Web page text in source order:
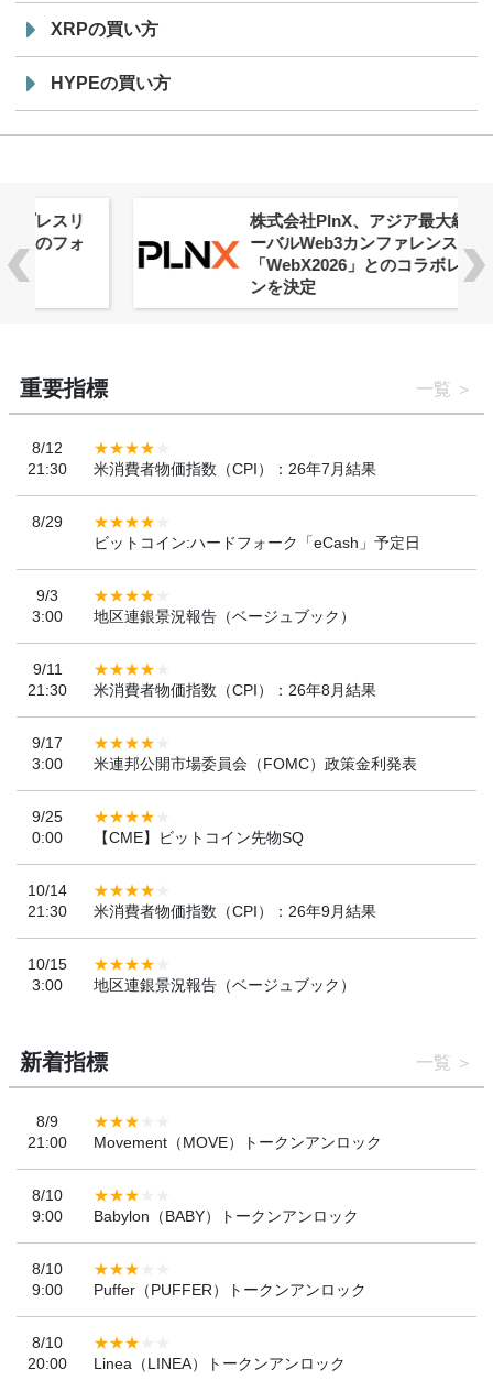
XRPの買い方
HYPEの買い方
株式会社PlnX、アジア最大級のグロ
ーバルWeb3カンファレンス
「WebX2026」とのコラボレーショ
重要指標 一覧
8/12
21:30
米消費者物価指数（CPI）：26年7月結果
8/29
ビットコイン:ハードフォーク「eCash」予定日
9/3
3:00
地区連銀景況報告（ベージュブック）
9/11
21:30
米消費者物価指数（CPI）：26年8月結果
9/17
3:00
米連邦公開市場委員会（FOMC）政策金利発表
9/25
0:00
【CME】ビットコイン先物SQ
10/14
21:30
米消費者物価指数（CPI）：26年9月結果
10/15
3:00
地区連銀景況報告（ベージュブック）
新着指標 一覧
8/9
21:00
Movement（MOVE）トークンアンロック
8/10
9:00
Babylon（BABY）トークンアンロック
8/10
9:00
Puffer（PUFFER）トークンアンロック
8/10
20:00
Linea（LINEA）トークンアンロック